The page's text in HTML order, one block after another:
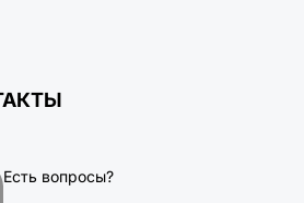
Есть вопросы?